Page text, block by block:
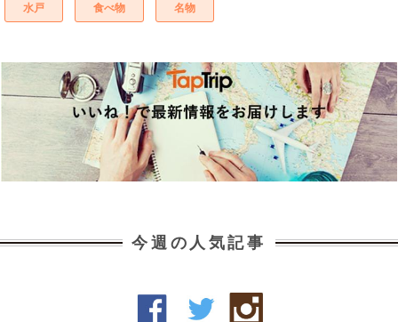
水戸 食べ物 名物
今週の人気記事